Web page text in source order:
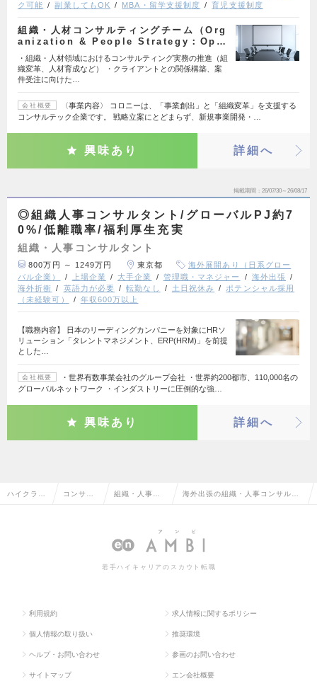
ク可能
副業してもOK MBA・留学支援制度 育児支援制度
組織・人材コンサルティングチーム（Org
anization & People Strategy：Op…
・組織・人材領域におけるコンサルティング実務の推進（組
織変革、人材育成など） ・クライアントとの関係構築、案
件受注に向けた…
会社概要
〈事業内容〉 コロニーは、「事業創出」と「組織変革」を支援する
コンサルテック企業です。 戦略立案にとどまらず、新規事業開発・…
興味あり 詳細へ
掲載期間 26/07/30～26/08/17
◎組織人事コンサルタント/グローバルPJ約7
0%/低離職率/福利厚生充実
組織・人事コンサルタント
800万円 ～ 1249万円 東京都
海外展開あり（日系グロー
バル企業）
上場企業 大手企業 管理職・マネジャー
海外出張
海外折衝
英語力が必要 転勤なし 土日祝休み
ポテンシャル採用
（未経験可）
年収600万以上
【職務内容】 日本のリーディングカンパニーを対象にHRソ
リューション「タレントマネジメント、ERP(HRM)」を前提
とした…
会社概要
・世界有数事業会社のグループ会社 ・世界約200都市、110,000名の
グローバルネットワーク ・インダストリーに圧倒的な強…
興味あり 詳細へ
ハイクラス コンサル 組織・人事コ 海外出張の組織・人事コンサルタ
若手ハイキャリアのスカウト転職
利用規約 求人情報に関するポリシー
個人情報の取り扱い 推奨環境
ヘルプ・お問い合わせ 参画のお問い合わせ
サイトマップ エン会社概要